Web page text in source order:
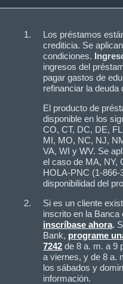
Los préstamos
crediticia. Se
condiciones.
ingresos del
pagar gastos de
refinanciar la deuda
El producto de
disponible en los
CO, CT, DC, DE,
MI, MO, NC, NJ,
VA, WI y WV. Se
el caso de MA, NY,
HOLA-PNC (1-866-
disponibilidad del
Si es un cliente
inscrito en la Banca
inscríbase ahora.
Bank, programe
7242 de 8 a. m. a 9
a viernes, y de 8 a.
los sábados y
información.